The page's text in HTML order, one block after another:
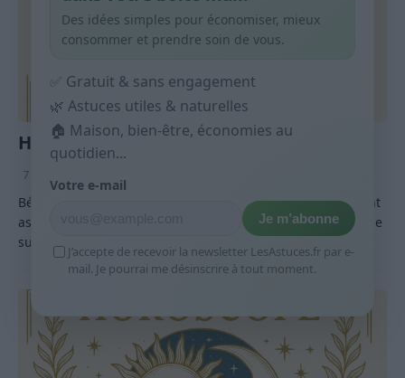
Horoscope du mardi 07 juillet 2026
7 juillet 2026
Bélier — La journée du 07 July 2026 apporte un mouvement
assez vivant dans votre ciel, avec une impression de reprise
sur un sujet qui stagnait depuis quelque temps. Vous
Des idées simples pour économiser, mieux
consommer et prendre soin de vous.
✅ Gratuit & sans engagement
🌿 Astuces utiles & naturelles
🏠 Maison, bien-être, économies au
quotidien...
Votre e-mail
Je m’abonne
J’accepte de recevoir la newsletter LesAstuces.fr par e-
mail. Je pourrai me désinscrire à tout moment.